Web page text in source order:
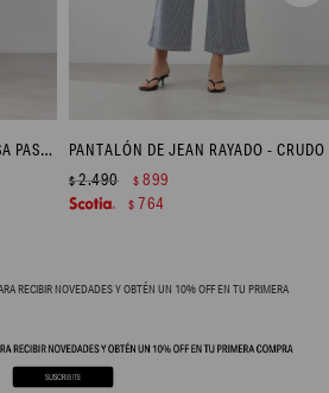
JEAN CULOTTE ARETHA - ROSA PASTEL PANTALÓN DE JEAN RAYADO - CRUDO
$2.490 $ 899
$ 764
RECIBIR NOVEDADES Y OBTÉN UN 10% OFF EN TU PRIMERA